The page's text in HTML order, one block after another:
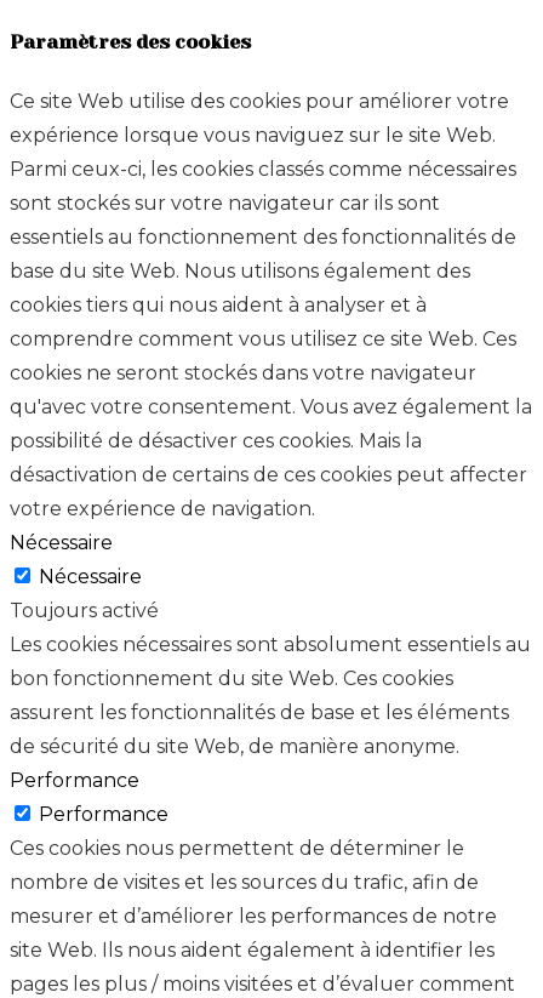
Paramètres des cookies
Ce site Web utilise des cookies pour améliorer votre
expérience lorsque vous naviguez sur le site Web.
Parmi ceux-ci, les cookies classés comme nécessaires
sont stockés sur votre navigateur car ils sont
essentiels au fonctionnement des fonctionnalités de
base du site Web. Nous utilisons également des
cookies tiers qui nous aident à analyser et à
comprendre comment vous utilisez ce site Web. Ces
cookies ne seront stockés dans votre navigateur
qu'avec votre consentement. Vous avez également la
possibilité de désactiver ces cookies. Mais la
désactivation de certains de ces cookies peut affecter
votre expérience de navigation.
Nécessaire
Nécessaire
Toujours activé
Les cookies nécessaires sont absolument essentiels au
bon fonctionnement du site Web. Ces cookies
assurent les fonctionnalités de base et les éléments
de sécurité du site Web, de manière anonyme.
Performance
Performance
Ces cookies nous permettent de déterminer le
nombre de visites et les sources du trafic, afin de
mesurer et d’améliorer les performances de notre
site Web. Ils nous aident également à identifier les
pages les plus / moins visitées et d’évaluer comment